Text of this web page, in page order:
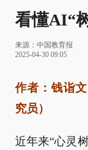
看懂AI“
来源： 中国教育报
2025-04-30 09:05
作者：钱诣
究员）
近年来“心灵